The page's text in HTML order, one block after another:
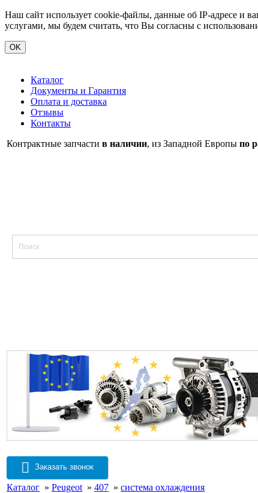
Наш сайт использует cookie-файлы, данные об IP-адресе и
услугами, мы будем считать, что Вы согласны с
OK
Каталог
Документы и Гарантия
Оплата и доставка
Отзывы
Контакты
Контрактные запчасти в наличии, из Западной Европы по
Заказать звонок
Каталог » Peugeot » 407 » система охлаждения